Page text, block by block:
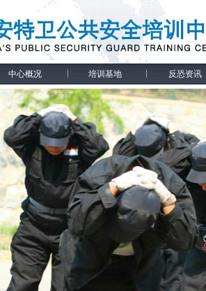
中心概况 培训基地 反恐资讯